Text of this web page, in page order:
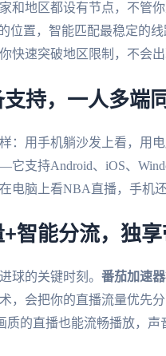
和地区都设有节点，不管
位置，智能匹配最稳定的
快速突破地区限制，不会
持，一人多端
：用手机躺沙发上看，用
支持Android、iOS、
电脑上看NBA直播，手机
智能分流，独
球的关键时刻。 番茄加速器
，会把你的直播流量优先
质的直播也能流畅播放，声